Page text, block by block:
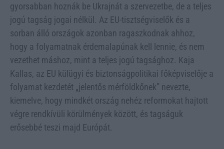
gyorsabban hoznák be Ukrajnát a szervezetbe, de a teljes
jogú tagság jogai nélkül. Az EU-tisztségviselők és a
sorban álló országok azonban ragaszkodnak ahhoz,
hogy a folyamatnak érdemalapúnak kell lennie, és nem
vezethet máshoz, mint a teljes jogú tagsághoz. Kaja
Kallas, az EU külügyi és biztonságpolitikai főképviselője a
folyamat kezdetét „jelentős mérföldkőnek” nevezte,
kiemelve, hogy mindkét ország nehéz reformokat hajtott
végre rendkívüli körülmények között, és tagságuk
erősebbé teszi majd Európát.